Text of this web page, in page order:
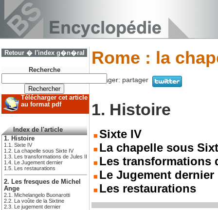
Retour � l'index g�n�ral
Recherche
Télécharger cet article
au format pdf
Index de l'article
1. Histoire
1.1. Sixte IV
1.2. La chapelle sous Sixte IV
1.3. Les transformations de Jules II
1.4. Le Jugement dernier
1.5. Les restaurations
2. Les fresques de Michel
Ange
2.1. Michelangelo Buonarotti
2.2. La voûte de la Sixtine
2.3. Le jugement dernier
Rome : la
Partager: partager
1. Histoire
Sixte IV
La chapelle sous
Les transformations
Le Jugement dernier
Les restaurations